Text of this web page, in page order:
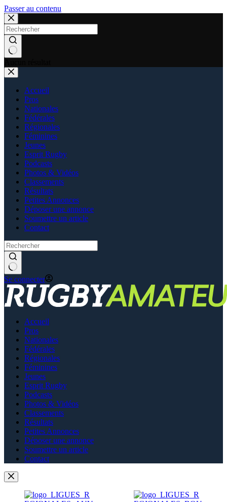
Passer au contenu
Accueil
Pros
Nationales
Fédérales
Régionales
Féminines
Jeunes
Esprit Rugby
Podcasts
Photos & Vidéos
Classements
Résultats
Petites Annonces
Déposer une annonce
Soumettre un article
Contact
Se connecter
Accueil
Pros
Nationales
Fédérales
Régionales
Féminines
Jeunes
Esprit Rugby
Podcasts
Photos & Vidéos
Classements
Résultats
Petites Annonces
Déposer une annonce
Soumettre un article
Contact